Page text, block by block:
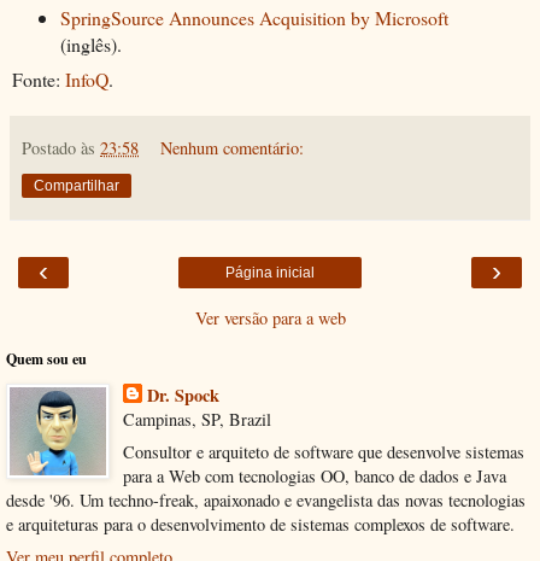
SpringSource Announces Acquisition by Microsoft
(inglês).
Fonte: InfoQ.
Postado às 23:58 Nenhum comentário:
Compartilhar
‹ ›
Página inicial
Ver versão para a web
Quem sou eu
Dr. Spock
Campinas, SP, Brazil
Consultor e arquiteto de software que desenvolve sistemas
para a Web com tecnologias OO, banco de dados e Java
desde '96. Um techno-freak, apaixonado e evangelista das novas tecnologias
e arquiteturas para o desenvolvimento de sistemas complexos de software.